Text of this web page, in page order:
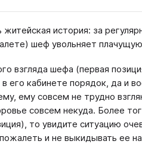
житейская история: за
шеф увольняет
взгляда шефа (первая
его кабинете порядок, да и
ему совсем не трудно
совсем некуда. Более
то увидите ситуацию
и не выкидывать ее